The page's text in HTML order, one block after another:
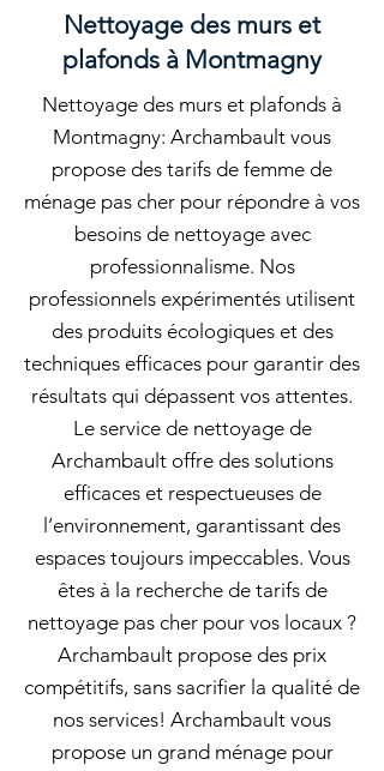
Nettoyage des murs et
plafonds à Montmagny
Nettoyage des murs et plafonds à
Montmagny: Archambault vous
propose des tarifs de femme de
ménage pas cher pour répondre à vos
besoins de nettoyage avec
professionnalisme. Nos
professionnels expérimentés utilisent
des produits écologiques et des
techniques efficaces pour garantir des
résultats qui dépassent vos attentes.
Le service de nettoyage de
Archambault offre des solutions
efficaces et respectueuses de
l’environnement, garantissant des
espaces toujours impeccables. Vous
êtes à la recherche de tarifs de
nettoyage pas cher pour vos locaux ?
Archambault propose des prix
compétitifs, sans sacrifier la qualité de
nos services! Archambault vous
propose un grand ménage pour